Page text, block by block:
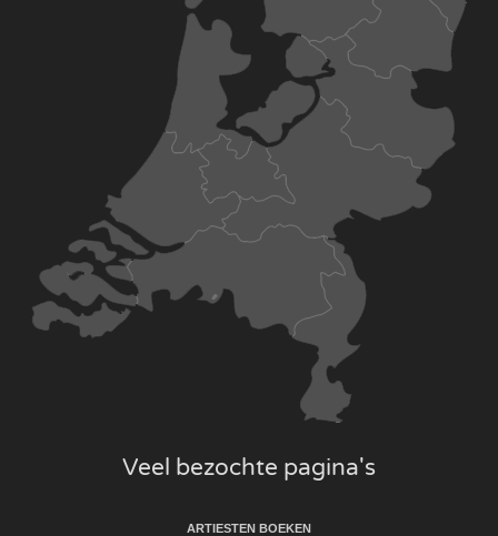
Veel bezochte pagina's
ARTIESTEN BOEKEN